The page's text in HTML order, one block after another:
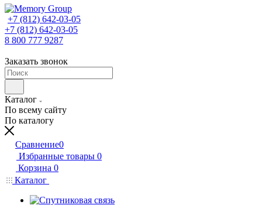
+7 (812) 642-03-05
+7 (812) 642-03-05
8 800 777 9287
Заказать звонок
Каталог
По всему сайту
По каталогу
Сравнение0
Избранные товары 0
Корзина 0
Каталог